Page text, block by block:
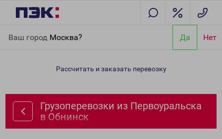
Ваш город Москва? Да Нет
Обнинск
Рассчитать и заказать перевозку
Грузоперевозки из Первоуральска
в Обнинск